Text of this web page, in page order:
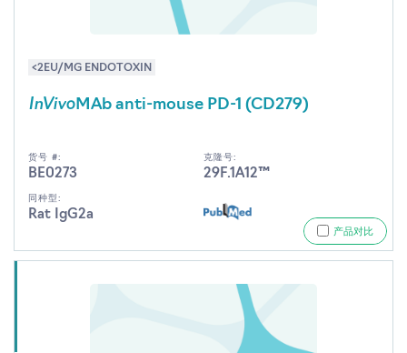
<2EU/MG ENDOTOXIN
InVivoMAb anti-mouse PD-1 (CD279)
货号 #:
BE0273
克隆号:
29F.1A12™
同种型:
Rat IgG2a
产品对比